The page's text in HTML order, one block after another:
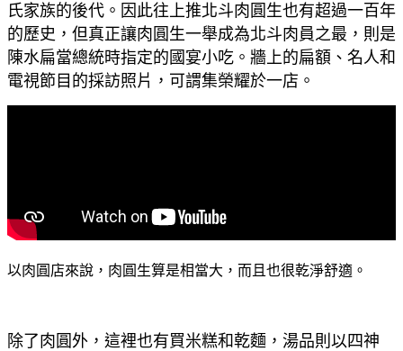
氏家族的後代。因此往上推北斗肉圓生也有超過一百年
的歷史，但真正讓肉圓生一舉成為北斗肉員之最，則是
陳水扁當總統時指定的國宴小吃。牆上的扁額、名人和
電視節目的採訪照片，可謂集榮耀於一店。
以肉圓店來說，肉圓生算是相當大，而且也很乾淨舒適。
除了肉圓外，這裡也有買米糕和乾麵，湯品則以四神